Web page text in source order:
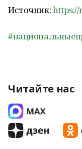
Источник:https://
Читайте нас